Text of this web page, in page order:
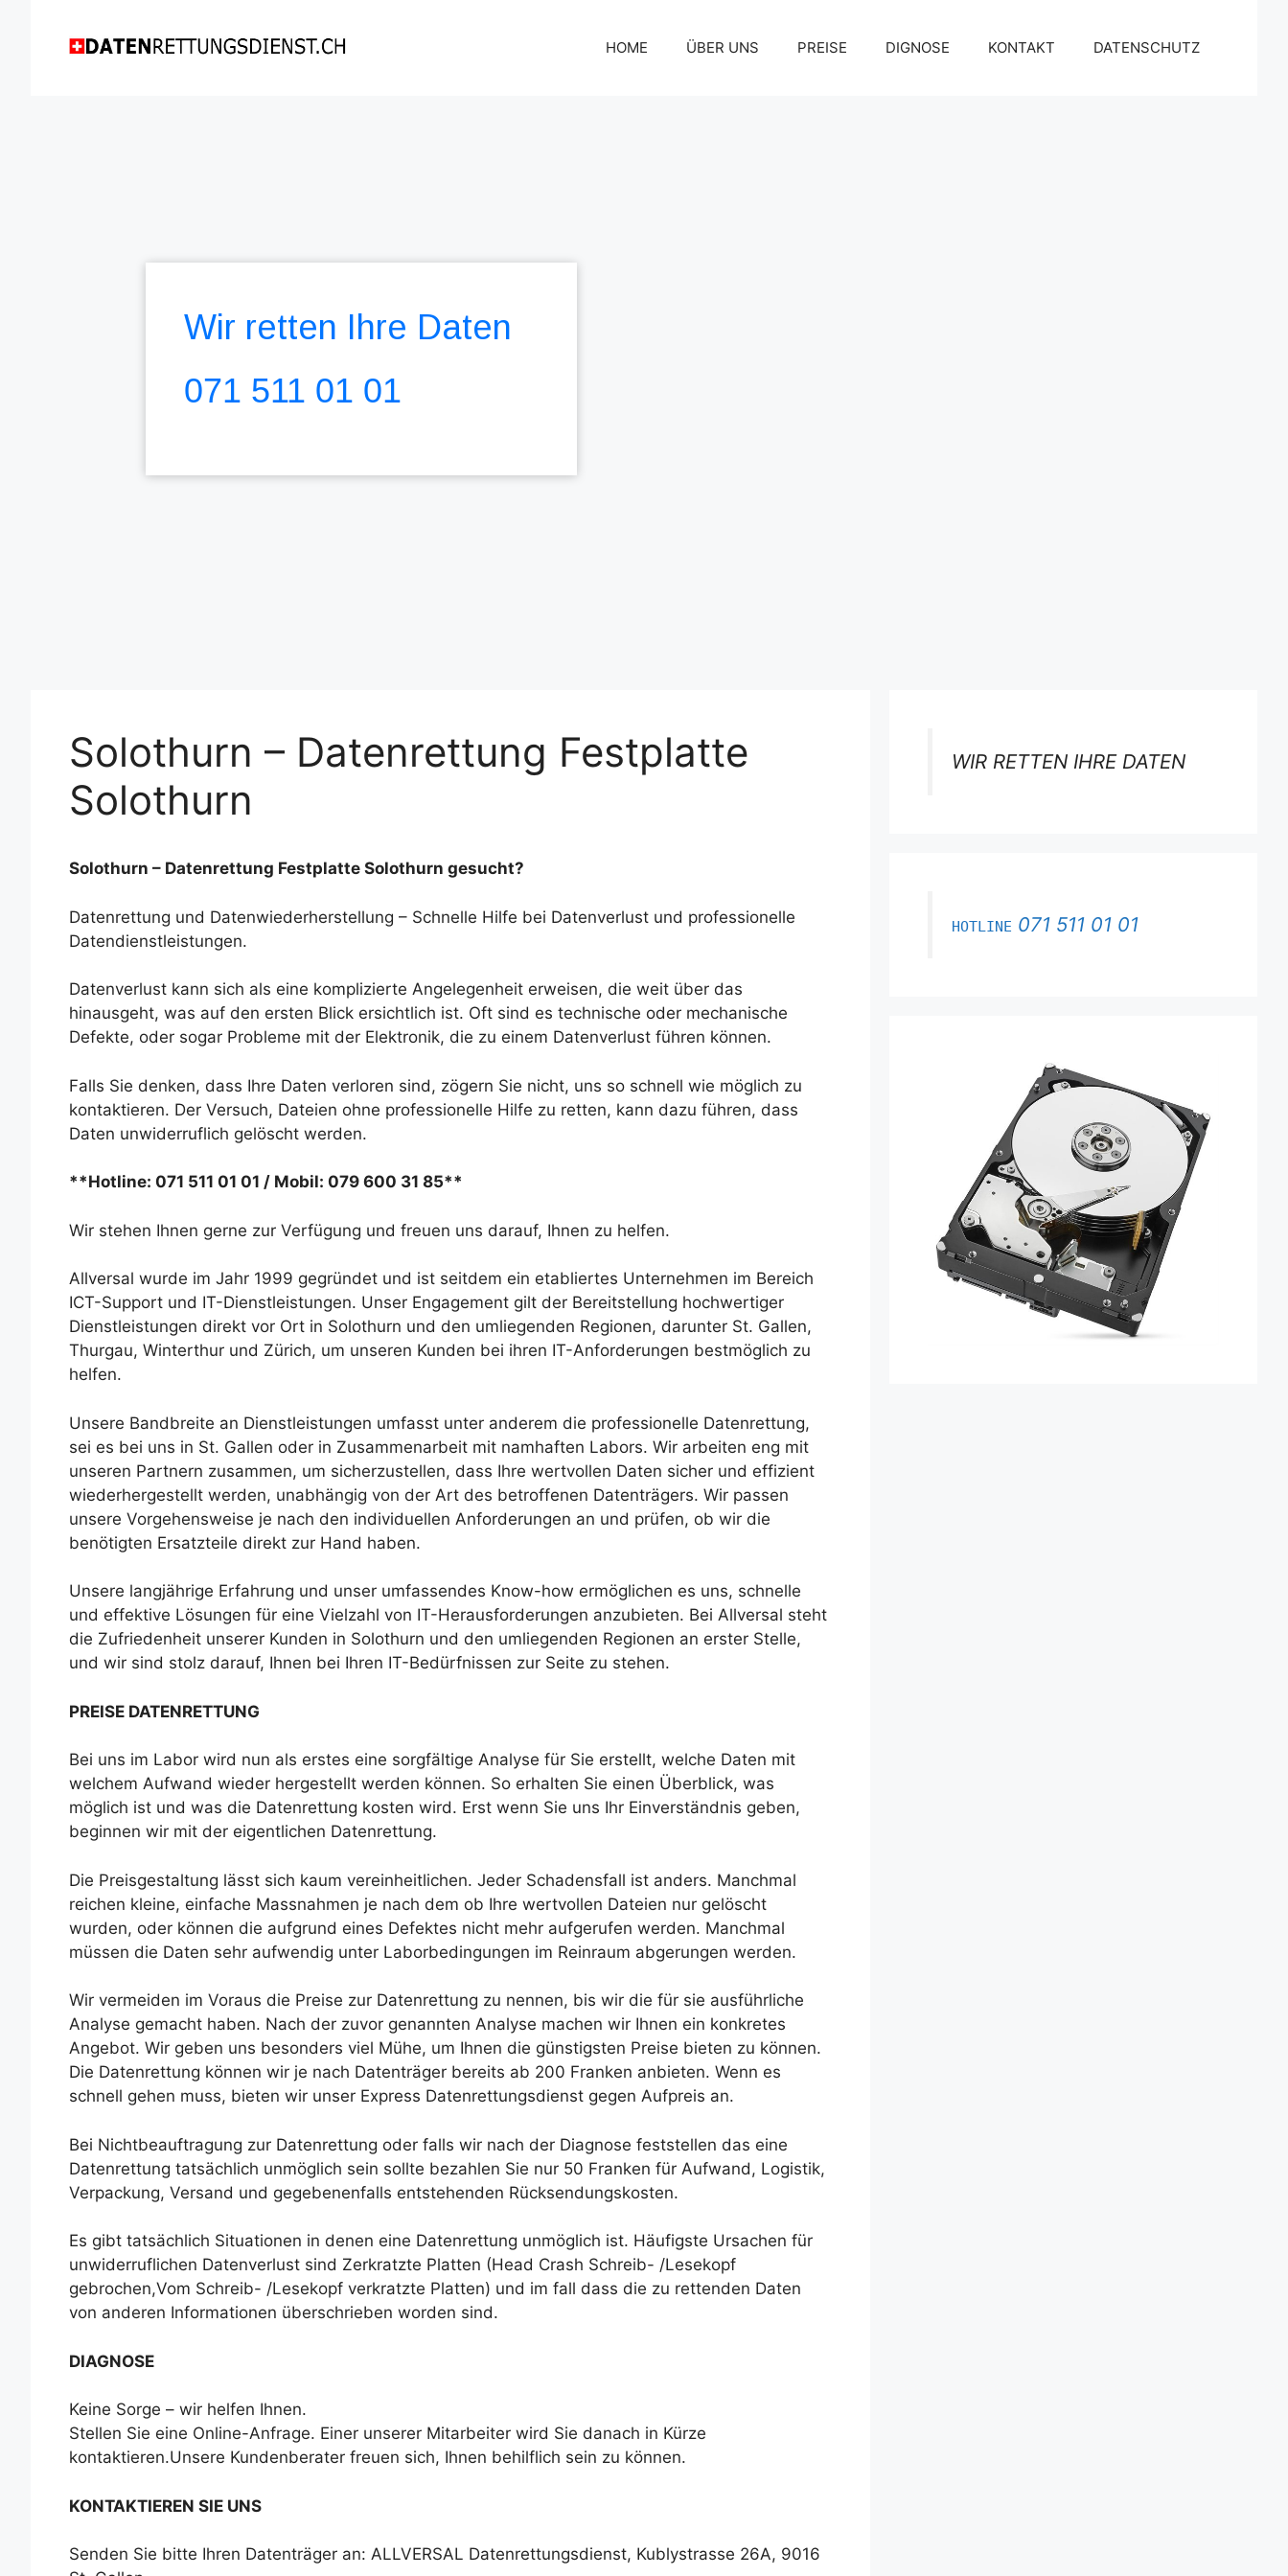
HOME ÜBER UNS PREISE DIGNOSE KONTAKT DATENSCHUTZ
Wir retten Ihre Daten
071 511 01 01
Solothurn – Datenrettung Festplatte
Solothurn
Solothurn – Datenrettung Festplatte Solothurn gesucht?
Datenrettung und Datenwiederherstellung – Schnelle Hilfe bei Datenverlust und professionelle
Datendienstleistungen.
Datenverlust kann sich als eine komplizierte Angelegenheit erweisen, die weit über das
hinausgeht, was auf den ersten Blick ersichtlich ist. Oft sind es technische oder mechanische
Defekte, oder sogar Probleme mit der Elektronik, die zu einem Datenverlust führen können.
Falls Sie denken, dass Ihre Daten verloren sind, zögern Sie nicht, uns so schnell wie möglich zu
kontaktieren. Der Versuch, Dateien ohne professionelle Hilfe zu retten, kann dazu führen, dass
Daten unwiderruflich gelöscht werden.
**Hotline: 071 511 01 01 / Mobil: 079 600 31 85**
Wir stehen Ihnen gerne zur Verfügung und freuen uns darauf, Ihnen zu helfen.
Allversal wurde im Jahr 1999 gegründet und ist seitdem ein etabliertes Unternehmen im Bereich
ICT-Support und IT-Dienstleistungen. Unser Engagement gilt der Bereitstellung hochwertiger
Dienstleistungen direkt vor Ort in Solothurn und den umliegenden Regionen, darunter St. Gallen,
Thurgau, Winterthur und Zürich, um unseren Kunden bei ihren IT-Anforderungen bestmöglich zu
helfen.
Unsere Bandbreite an Dienstleistungen umfasst unter anderem die professionelle Datenrettung,
sei es bei uns in St. Gallen oder in Zusammenarbeit mit namhaften Labors. Wir arbeiten eng mit
unseren Partnern zusammen, um sicherzustellen, dass Ihre wertvollen Daten sicher und effizient
wiederhergestellt werden, unabhängig von der Art des betroffenen Datenträgers. Wir passen
unsere Vorgehensweise je nach den individuellen Anforderungen an und prüfen, ob wir die
benötigten Ersatzteile direkt zur Hand haben.
Unsere langjährige Erfahrung und unser umfassendes Know-how ermöglichen es uns, schnelle
und effektive Lösungen für eine Vielzahl von IT-Herausforderungen anzubieten. Bei Allversal steht
die Zufriedenheit unserer Kunden in Solothurn und den umliegenden Regionen an erster Stelle,
und wir sind stolz darauf, Ihnen bei Ihren IT-Bedürfnissen zur Seite zu stehen.
PREISE DATENRETTUNG
Bei uns im Labor wird nun als erstes eine sorgfältige Analyse für Sie erstellt, welche Daten mit
welchem Aufwand wieder hergestellt werden können. So erhalten Sie einen Überblick, was
möglich ist und was die Datenrettung kosten wird. Erst wenn Sie uns Ihr Einverständnis geben,
beginnen wir mit der eigentlichen Datenrettung.
Die Preisgestaltung lässt sich kaum vereinheitlichen. Jeder Schadensfall ist anders. Manchmal
reichen kleine, einfache Massnahmen je nach dem ob Ihre wertvollen Dateien nur gelöscht
wurden, oder können die aufgrund eines Defektes nicht mehr aufgerufen werden. Manchmal
müssen die Daten sehr aufwendig unter Laborbedingungen im Reinraum abgerungen werden.
Wir vermeiden im Voraus die Preise zur Datenrettung zu nennen, bis wir die für sie ausführliche
Analyse gemacht haben. Nach der zuvor genannten Analyse machen wir Ihnen ein konkretes
Angebot. Wir geben uns besonders viel Mühe, um Ihnen die günstigsten Preise bieten zu können.
Die Datenrettung können wir je nach Datenträger bereits ab 200 Franken anbieten. Wenn es
schnell gehen muss, bieten wir unser Express Datenrettungsdienst gegen Aufpreis an.
Bei Nichtbeauftragung zur Datenrettung oder falls wir nach der Diagnose feststellen das eine
Datenrettung tatsächlich unmöglich sein sollte bezahlen Sie nur 50 Franken für Aufwand, Logistik,
Verpackung, Versand und gegebenenfalls entstehenden Rücksendungskosten.
Es gibt tatsächlich Situationen in denen eine Datenrettung unmöglich ist. Häufigste Ursachen für
unwiderruflichen Datenverlust sind Zerkratzte Platten (Head Crash Schreib- /Lesekopf
gebrochen,Vom Schreib- /Lesekopf verkratzte Platten) und im fall dass die zu rettenden Daten
von anderen Informationen überschrieben worden sind.
DIAGNOSE
Keine Sorge – wir helfen Ihnen.
Stellen Sie eine Online-Anfrage. Einer unserer Mitarbeiter wird Sie danach in Kürze
kontaktieren.Unsere Kundenberater freuen sich, Ihnen behilflich sein zu können.
KONTAKTIEREN SIE UNS
Senden Sie bitte Ihren Datenträger an: ALLVERSAL Datenrettungsdienst, Kublystrasse 26A, 9016
WIR RETTEN IHRE DATEN
HOTLINE 071 511 01 01